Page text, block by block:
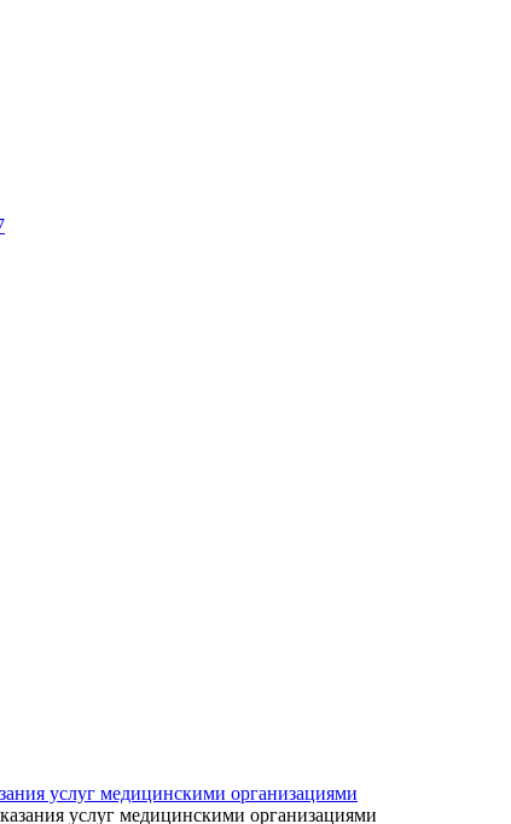
услуг медицинскими организациями